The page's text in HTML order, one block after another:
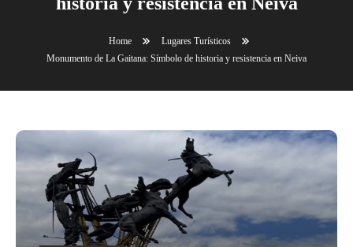
Home
Lugares Turísticos
Monumento de La Gaitana: Símbolo de historia y resistencia en Neiva